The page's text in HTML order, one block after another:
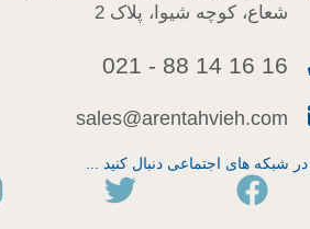
شعاع، کوچه شیوا، پلاک 2
16 16 14 88 - 021
sales@arentahvieh.com
در شبکه های اجتماعی دنبال کنید ...